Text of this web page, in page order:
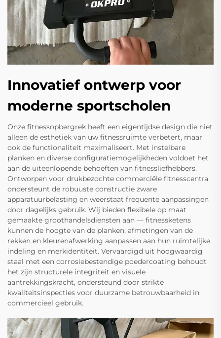
Innovatief ontwerp voor
moderne sportscholen
Onze fitnessopbergrek heeft een eigentijdse design die niet
alleen de esthetiek van uw fitnessruimte verbetert, maar
ook de functionaliteit maximaliseert. Met instelbare
planken en diverse configuratiemogelijkheden voldoet het
aan de uiteenlopende behoeften van fitnessliefhebbers.
Ontworpen voor drukbezochte commerciële fitnesscentra
ondersteunt de robuuste constructie zware
apparatuurbelasting en weerstaat frequente aanpassingen
door dagelijks gebruik. Wij bieden flexibele op maat
gemaakte groothandelsdiensten aan — fitnessketens
kunnen de hoogte van de planken, afmetingen van de
rekken en kleurenafwerking aanpassen aan hun ruimtelijke
indeling en merkidentiteit. Vervaardigd uit hoogwaardig
staal met een corrosiebestendige poedercoating behoudt
het zijn structurele integriteit en visuele
aantrekkingskracht, ondersteund door strikte
kwaliteitsinspecties voor duurzame betrouwbaarheid in
commercieel gebruik.